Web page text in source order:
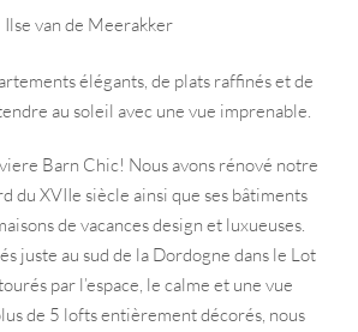
Ilse van de Meerakker
élégants, de plats raffinés et de
au soleil avec une vue imprenable.
Barn Chic! Nous avons rénové notre
du XVIIe siècle ainsi que ses bâtiments
de vacances design et luxueuses.
juste au sud de la Dordogne dans le Lot
par l’espace, le calme et une vue
de 5 lofts entièrement décorés, nous